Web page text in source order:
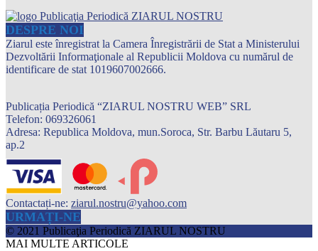
DESPRE NOI
Ziarul este înregistrat la Camera Înregistrării de Stat a Ministerului
Dezvoltării Informaţionale al Republicii Moldova cu numărul de
identificare de stat 1019607002666.
Publicația Periodică “ZIARUL NOSTRU WEB” SRL
Telefon: 069326061
Adresa: Republica Moldova, mun.Soroca, Str. Barbu Lăutaru 5,
ap.2
Contactați-ne: ziarul.nostru@yahoo.com
URMAȚI-NE
© 2021 Publicaţia Periodică ZIARUL NOSTRU
MAI MULTE ARTICOLE